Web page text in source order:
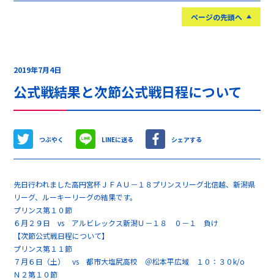
ページの先頭へ
2019年7月4日
公式戦結果と次節公式戦日程について
つぶやく LINEに送る シェアする
先日行われました高円宮杯ＪＦＡＵ－１８プリンスリーグ北信越、新潟県
リーグ、ルーキーリーグの結果です。
プリンス第１０節
６月２９日 vs アルビレックス新潟Ｕ－１８ ０－１ 負け
【次節公式戦日程について】
プリンス第１１節
７月６日（土） vs 都市大塩尻高校 ＠松本平広域 １０：３０k/o
Ｎ２第１０節